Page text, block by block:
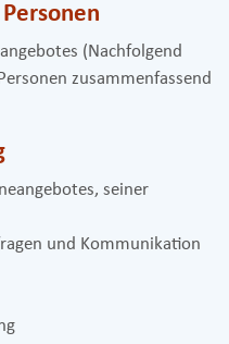
(Nachfolgend
zusammenfassend
seiner
und Kommunikation